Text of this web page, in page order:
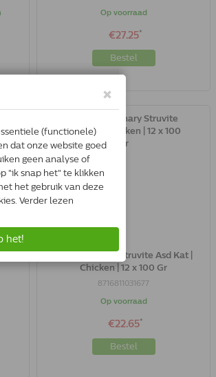
Op voorraad
€27.25*
Bestel
Trovet Urinary Struvite Asd Kat |
Chicken | 12 x 100 Gr
8716811031677
Op voorraad
€22.65*
Bestel